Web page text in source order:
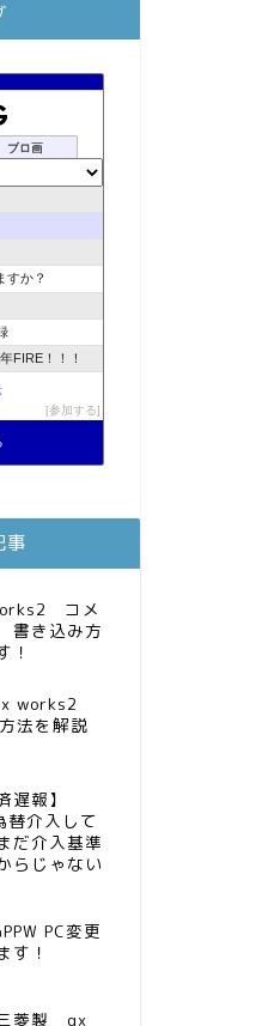
ブロ画
すか？
FIRE！！！
イアするブログ
投資ブログ）
ア目指してみた
参加する
事
コメ
書き込み方
！
works2
法を解説
遅報】
替介入して
だ介入基準
らじゃない
PC変更
す！
三菱製 gx